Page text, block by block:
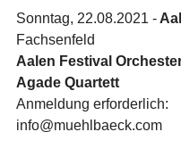
Sonntag, 22.08.2021 -
Fachsenfeld
Aalen Festival
Agade Quartett
Anmeldung erforderlich:
info@muehlbaeck.com